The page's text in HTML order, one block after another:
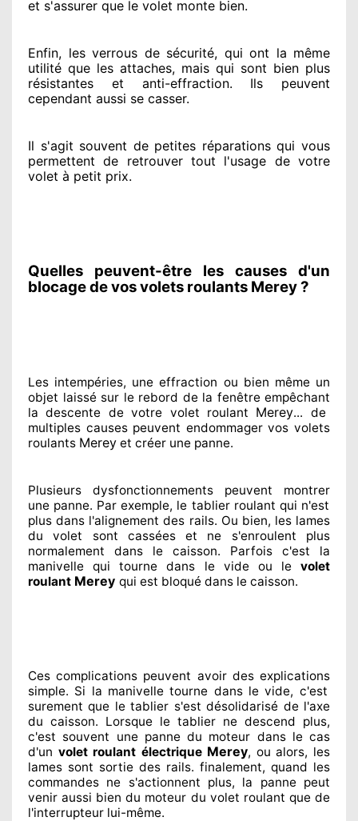
et s'assurer que le volet monte bien.
Enfin, les verrous de sécurité, qui ont la même
utilité que les attaches, mais qui sont bien plus
résistantes et anti-effraction. Ils peuvent
cependant aussi se casser.
Il s'agit souvent de petites réparations qui vous
permettent de retrouver tout l'usage de votre
volet à petit prix.
Quelles peuvent-être les causes d'un
blocage de vos volets roulants Merey ?
Les intempéries, une effraction ou bien même un
objet laissésur le rebord de la fenêtre empêchant
la descente de votre volet roulant Merey... de
multiples causes peuvent endommagervos volets
roulants Merey et créer une panne.
Plusieurs dysfonctionnements peuvent montrer
une panne. Par exemple, le tablier roulant qui n'est
plus dans l'alignement des rails. Ou bien, les lames
du volet sont casséeset ne s'enroulent plus
normalement dans le caisson. Parfois c'est la
manivelle qui tourne dans le vide ou le volet
roulant Merey qui est bloqué dans le caisson.
Ces complications peuvent avoir des explications
simple. Si la manivelle tourne dans le vide, c'est
surement que le tablier s'est désolidarisé de l'axe
du caisson. Lorsque le tablier ne descend plus,
c'est souvent une panne du moteur dans le cas
d'un volet roulant électrique Merey, ou alors, les
lames sont sortie des rails. finalement, quand les
commandes ne s'actionnent plus, la panne peut
venir aussi bien du moteur du volet roulant que de
l'interrupteur lui-même.